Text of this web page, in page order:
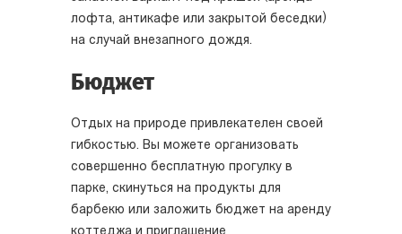
лофта, антикафе или закрытой беседки)
на случай внезапного дождя.
Бюджет
Отдых на природе привлекателен своей
гибкостью. Вы можете организовать
совершенно бесплатную прогулку в
парке, скинуться на продукты для
барбекю или заложить бюджет на аренду